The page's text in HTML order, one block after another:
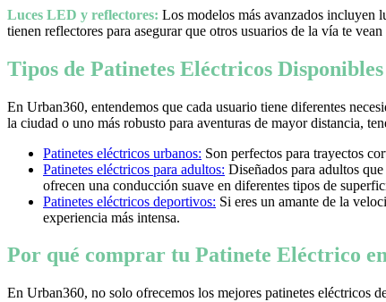
Luces LED y reflectores: Los modelos más avanzados incluyen
tienen reflectores para asegurar que otros usuarios de la vía te
Tipos de Patinetes Eléctricos
En Urban360, entendemos que cada usuario tiene diferentes
la ciudad o uno más robusto para aventuras de mayor distancia,
Patinetes eléctricos urbanos: Son perfectos para trayectos
Patinetes eléctricos para adultos: Diseñados para adultos
ofrecen una conducción suave en diferentes tipos de
Patinetes eléctricos deportivos: Si eres un amante de la
experiencia más intensa.
Por qué comprar tu Patinete Eléctrico
En Urban360, no solo ofrecemos los mejores patinetes eléctricos